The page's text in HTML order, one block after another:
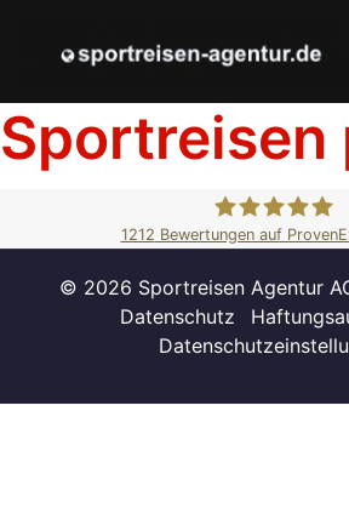
Sportreisen
Universal
1212 Bewertungen auf
© 2026 Sportreisen Agentur
Datenschutz